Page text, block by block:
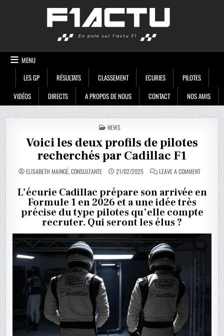
MENU
LES GP
RÉSULTATS CLASSEMENT ECURIES
PILOTES
VIDÉOS
DIRECTS A PROPOS DE NOUS CONTACT NOS AMIS
POSTED
IN
NEWS
Voici les deux profils de pilotes
recherchés par Cadillac F1
ELISABETH MAINGÉ, CONSULTANTE 21/02/2025 LEAVE A COMMENTON
DEUX
PROFILS
L’écurie Cadillac prépare son arrivée en
Formule 1 en 2026 et a une idée très
précise du type pilotes qu’elle compte
recruter. Qui seront les élus ?